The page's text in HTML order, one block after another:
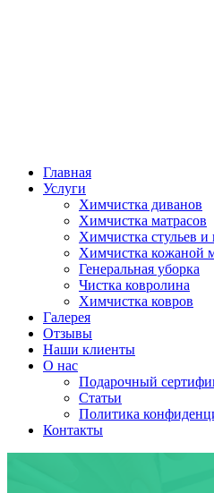
Главная
Услуги
Химчистка диванов
Химчистка матрасов
Химчистка стульев и
Химчистка кожаной
Генеральная уборка
Чистка ковролина
Химчистка ковров
Галерея
Отзывы
Наши клиенты
О нас
Подарочный
Статьи
Политика
Контакты